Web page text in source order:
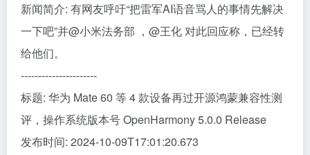
新闻简介: 有网友呼吁“把雷军AI语音骂人的事情先解决
一下吧”并@小米法务部 ，@王化 对此回应称，已经转
给他们。
----------------------
标题: 华为 Mate 60 等 4 款设备再过开源鸿蒙兼容性测
评，操作系统版本号 OpenHarmony 5.0.0 Release
发布时间: 2024-10-09T17:01:20.673